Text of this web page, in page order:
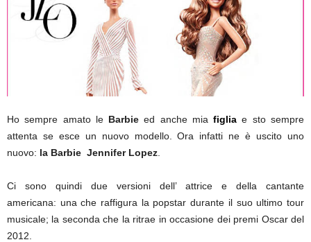
Ho sempre amato le Barbieed anche miafiglia e sto sempre
attenta se esce un nuovo modello. Ora infatti ne è uscito uno
nuovo: la Barbie Jennifer Lopez
Ci sono quindi due versioni dell’ attrice e della cantante
americana: una che raffigura la popstar durante il suo ultimo tour
musicale; la seconda che la ritrae in occasione dei premi Oscar del
2012.